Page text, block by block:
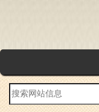
站
内